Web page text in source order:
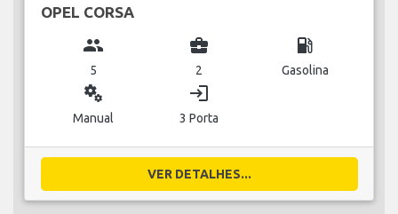
OPEL CORSA
group
5
business_center
2
local_gas_station
Gasolina
miscellaneous_services
Manual
login
3 Porta
VER DETALHES...